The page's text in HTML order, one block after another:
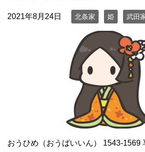
2021年8月24日 北条家 姫 武田
おうひめ（おうばいいん） 1543-1569